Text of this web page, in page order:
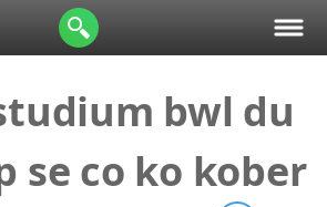
bwl du
se co ko kober